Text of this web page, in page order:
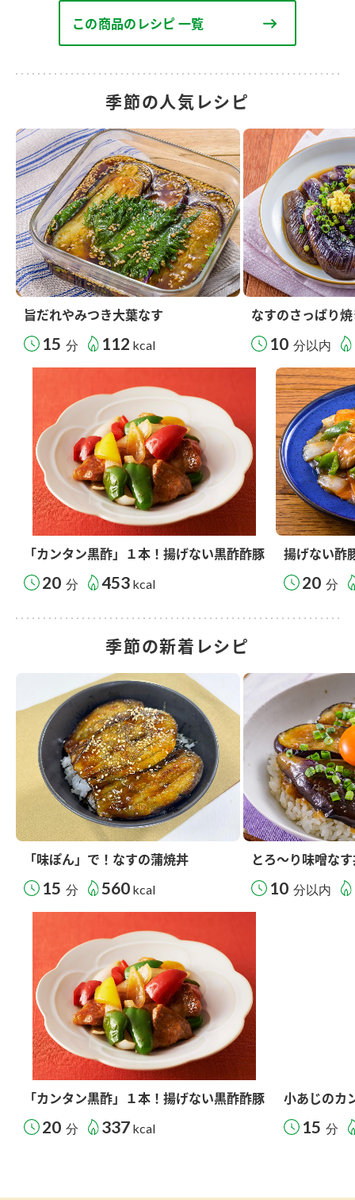
この商品のレシピ 一覧
季節の人気レシピ
旨だれやみつき大葉なす
15 分 112 kcal
なすのさっぱり
10 分以内
「カンタン黒酢」１本！揚げない黒酢酢豚
20 分 453 kcal
揚げない酢
20 分
季節の新着レシピ
「味ぽん」で！なすの蒲焼丼
15 分 560 kcal
とろ～り味噌な
10 分以内
「カンタン黒酢」１本！揚げない黒酢酢豚
20 分 337 kcal
小あじのカ
15 分